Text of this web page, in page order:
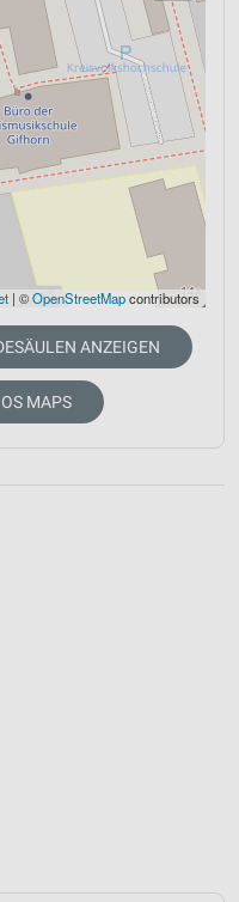
| ©OpenStreetMapcontributors
ANZEIGEN
MAPS